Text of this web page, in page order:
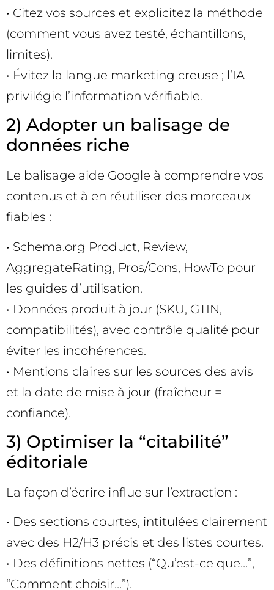
• Citez vos sources et explicitez la méthode
(comment vous avez testé, échantillons,
limites).
• Évitez la langue marketing creuse ; l’IA
privilégie l’information vérifiable.
2) Adopter un balisage de
données riche
Le balisage aide Google à comprendre vos
contenus et à en réutiliser des morceaux
fiables :
• Schema.org Product, Review,
AggregateRating, Pros/Cons, HowTo pour
les guides d’utilisation.
• Données produit à jour (SKU, GTIN,
compatibilités), avec contrôle qualité pour
éviter les incohérences.
• Mentions claires sur les sources des avis
et la date de mise à jour (fraîcheur =
confiance).
3) Optimiser la “citabilité”
éditoriale
La façon d’écrire influe sur l’extraction :
• Des sections courtes, intitulées clairement
avec des H2/H3 précis et des listes courtes.
• Des définitions nettes (“Qu’est-ce que…”,
“Comment choisir…”).